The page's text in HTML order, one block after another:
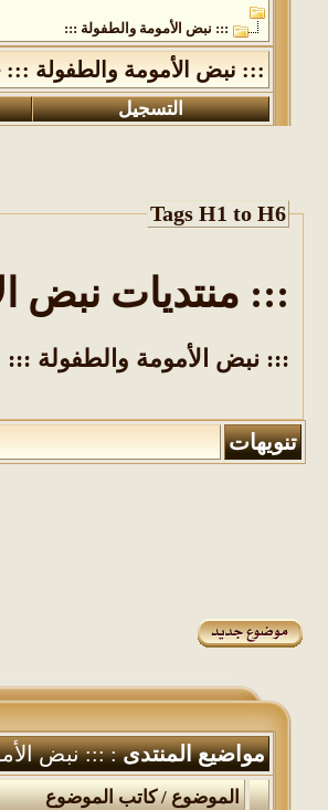
::: نبض الأمومة والطفولة :::
::: نبض الأمومة والطفولة :::
التسجيل
Tags H1 to H6
::: منتديات نبض
::: نبض الأمومة والطفولة :::
تنويهات
مواضيع المنتدى: ::: نبض
الموضوع/كاتب الموضوع